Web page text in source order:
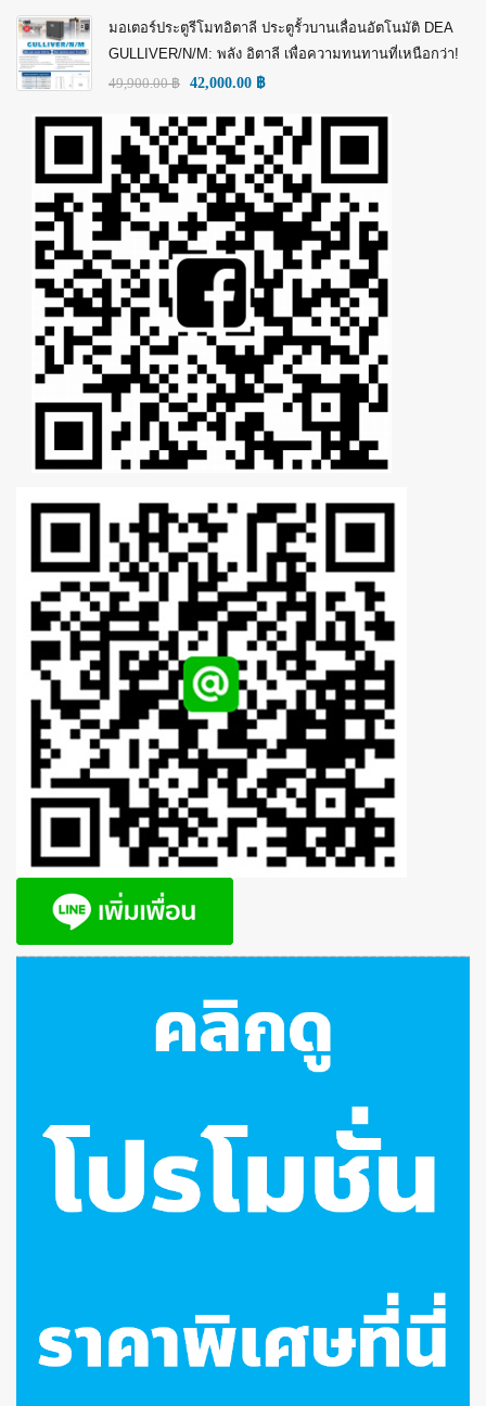
มอเตอร์ประตูรีโมทอิตาลี ประตูรั้วบานเลื่อนอัตโนมัติ DEA
GULLIVER/N/M: พลัง อิตาลี เพื่อความทนทานที่เหนือกว่า!
49,900.00฿ 42,000.00 ฿